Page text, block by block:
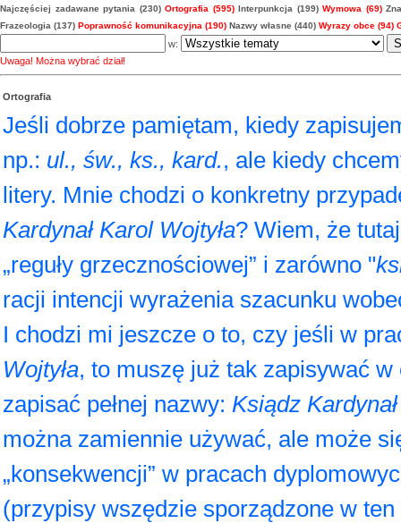
Najczęściej zadawane pytania (230) Ortografia (595) Interpunkcja (199) Wymowa (69)
Frazeologia (137) Poprawność komunikacyjna (190) Nazwy własne (440) Wyrazy obce (94)
w:
Uwaga! Można wybrać dział!
Ortografia
Jeśli dobrze pamiętam, kiedy
np.: ul., św., ks., kard., ale kiedy
litery. Mnie chodzi o konkretny
Kardynał Karol Wojtyła? Wiem, że
„reguły grzecznościowej” i zarówno "
racji intencji wyrażenia szacunku
I chodzi mi jeszcze o to, czy jeśli w
Wojtyła, to muszę już tak zapisywać
zapisać pełnej nazwy: Ksiądz
można zamiennie używać, ale może
„konsekwencji” w pracach
(przypisy wszędzie sporządzone w